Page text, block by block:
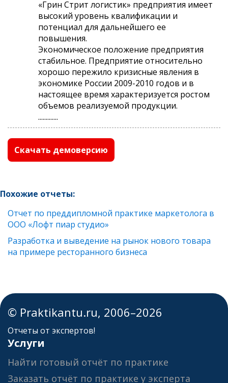
«Грин Стрит логистик» предприятия имеет
высокий уровень квалификации и
потенциал для дальнейшего ее
повышения.
Экономическое положение предприятия
стабильное. Предприятие относительно
хорошо пережило кризисные явления в
экономике России 2009-2010 годов и в
настоящее время характеризуется ростом
объемов реализуемой продукции.
.............
Скачать демоверсию
Похожие отчеты:
Отчет по преддипломной практике маркетолога в
ООО «Лофт пиар студио»
Разработка и выведение на рынок нового товара
на примере ресторанного бизнеса
© Praktikantu.ru, 2006–2026
Отчеты от экспертов!
Услуги
Найти готовый отчёт по практике
Заказать отчёт по практике у эксперта